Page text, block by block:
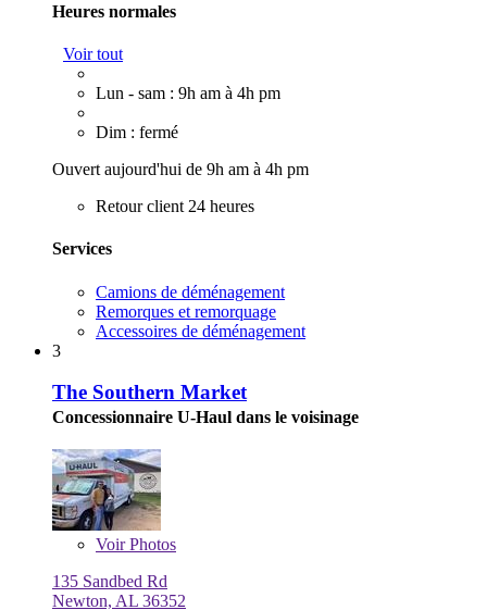
Heures normales
Voir tout
Lun - sam : 9h am à 4h pm
Dim : fermé
Ouvert aujourd'hui de 9h am à 4h pm
Retour client 24 heures
Services
Camions de déménagement
Remorques et remorquage
Accessoires de déménagement
3
The Southern Market
Concessionnaire U-Haul dans le voisinage
VoirPhotos
135 Sandbed Rd
Newton, AL 36352